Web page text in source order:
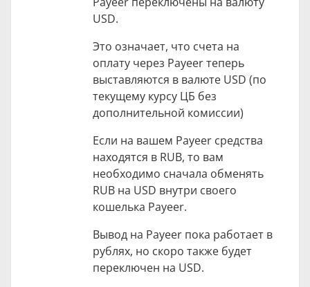
USD.
Это означает, что счета на
оплату через Payeer теперь
выставляются в валюте USD (по
текущему курсу ЦБ без
дополнительной комиссии)
Если на вашем Payeer средства
находятся в RUB, то вам
необходимо сначала обменять
RUB на USD внутри своего
кошелька Payeer.
Вывод на Payeer пока работает в
рублях, но скоро также будет
переключен на USD.